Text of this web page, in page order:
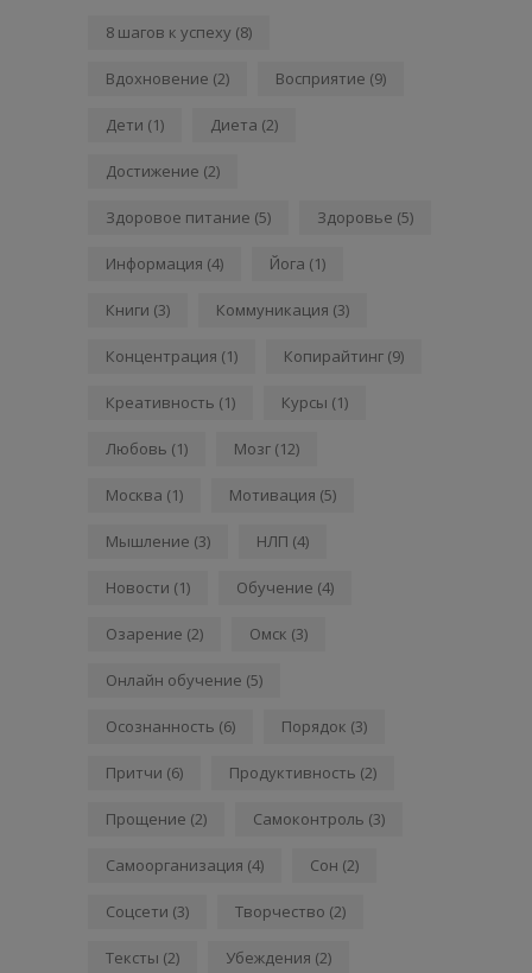
8 шагов к успеху (8)
Вдохновение (2) Восприятие (9)
Дети (1) Диета (2)
Достижение (2)
Здоровое питание (5) Здоровье (5)
Информация (4) Йога (1)
Книги (3) Коммуникация (3)
Концентрация (1) Копирайтинг (9)
Креативность (1) Курсы (1)
Любовь (1) Мозг (12)
Москва (1) Мотивация (5)
Мышление (3) НЛП (4)
Новости (1) Обучение (4)
Озарение (2) Омск (3)
Онлайн обучение (5)
Осознанность (6) Порядок (3)
Притчи (6) Продуктивность (2)
Прощение (2) Самоконтроль (3)
Самоорганизация (4) Сон (2)
Соцсети (3) Творчество (2)
Тексты (2) Убеждения (2)